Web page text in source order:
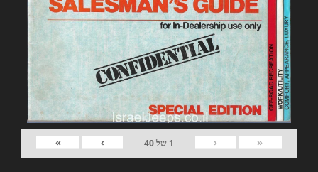
«
‹
1 של40
›
»